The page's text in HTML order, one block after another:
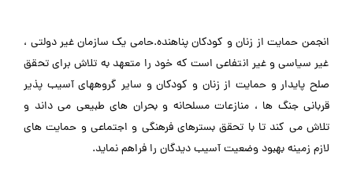
انجمن حمایت از زنان و کودکان پناهنده.حامی یک سازمان غیر دولتی ،
غیر سیاسی و غیر انتفاعی است که خود را متعهد به تلاش برای تحقق
صلح پایدار و حمایت از زنان و کودکان و سایر گروههای آسیب پذیر
قربانی جنگ ها ، منازعات مسلحانه و بحران های طبیعی می داند و
تلاش می کند تا با تحقق بسترهای فرهنگی و اجتماعی و حمایت های
لازم زمینه بهبود وضعیت آسیب دیدگان را فراهم نماید.